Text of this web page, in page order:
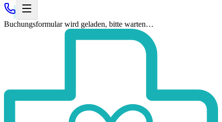
Buchungsformular wird geladen, bitte warten…